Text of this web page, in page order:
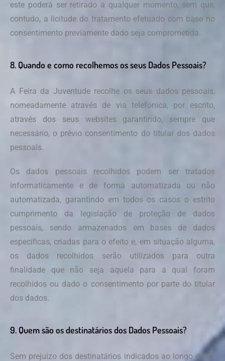
este poderá ser retirado a qualquer momento, sem que,
contudo, a licitude do tratamento efetuado com base no
consentimento previamente dado seja comprometida.
8. Quando e como recolhemos os seus Dados Pessoais?
A Feira da Juventude recolhe os seus dados pessoais,
nomeadamente através de via telefónica, por escrito,
através dos seus websites garantindo, sempre que
necessário, o prévio consentimento do titular dos dados
pessoais.
Os dados pessoais recolhidos podem ser tratados
informaticamente e de forma automatizada ou não
automatizada, garantindo em todos os casos o estrito
cumprimento da legislação de proteção de dados
pessoais, sendo armazenados em bases de dados
específicas, criadas para o efeito e, em situação alguma,
os dados recolhidos serão utilizados para outra
finalidade que não seja aquela para a qual foram
recolhidos ou dado o consentimento por parte do titular
dos dados.
9. Quem são os destinatários dos Dados Pessoais?
Sem prejuízo dos destinatários indicados ao longo desta